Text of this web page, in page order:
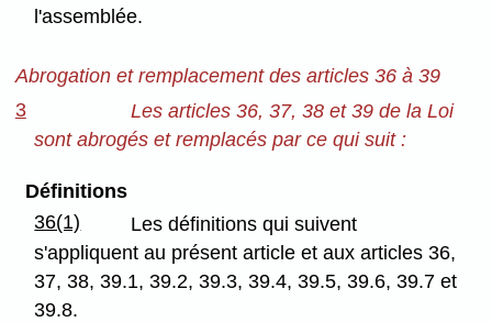
l'assemblée.
Abrogation et remplacement des articles 36 à 39
3
Les articles 36, 37, 38 et 39 de la Loi
sont abrogés et remplacés par ce qui suit :
Définitions
36(1)
Les définitions qui suivent
s'appliquent au présent article et aux articles 36,
37, 38, 39.1, 39.2, 39.3, 39.4, 39.5, 39.6, 39.7 et
39.8.